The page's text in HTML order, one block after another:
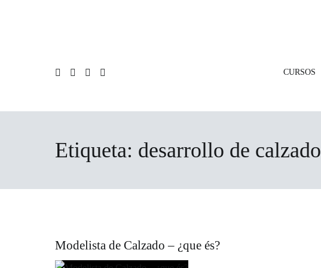
CURSOS
Etiqueta: desarrollo de calzado
Modelista de Calzado – ¿que és?